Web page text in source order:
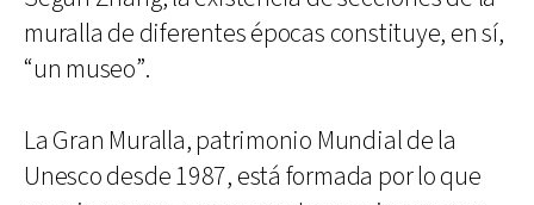
muralla de diferentes épocas constituye, en sí,
“un museo”.
La Gran Muralla, patrimonio Mundial de la
Unesco desde 1987, está formada por lo que